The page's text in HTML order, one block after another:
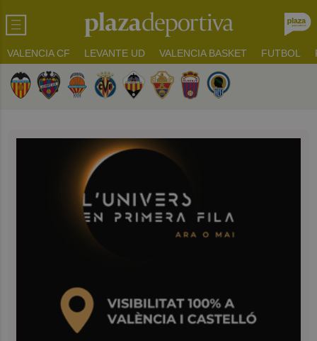
VALENCIA CF LEVANTE UD VALENCIA BASKET FUTBOL